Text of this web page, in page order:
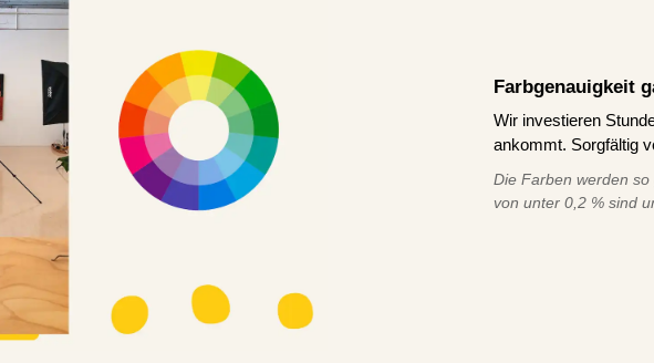
Farbgenauigkeit
Wir investieren
ankommt. Sorgfältig
Die Farben werden
von unter 0,2 % sind